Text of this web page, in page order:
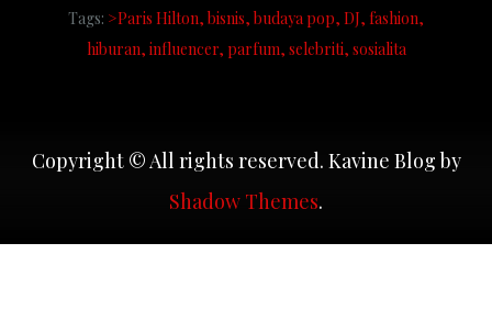
Tags: >Paris Hilton bisnis budaya pop DJ fashion
hiburan influencer parfum selebriti sosialita
Copyright © All rights reserved. Kavine Blog by
Shadow Themes.